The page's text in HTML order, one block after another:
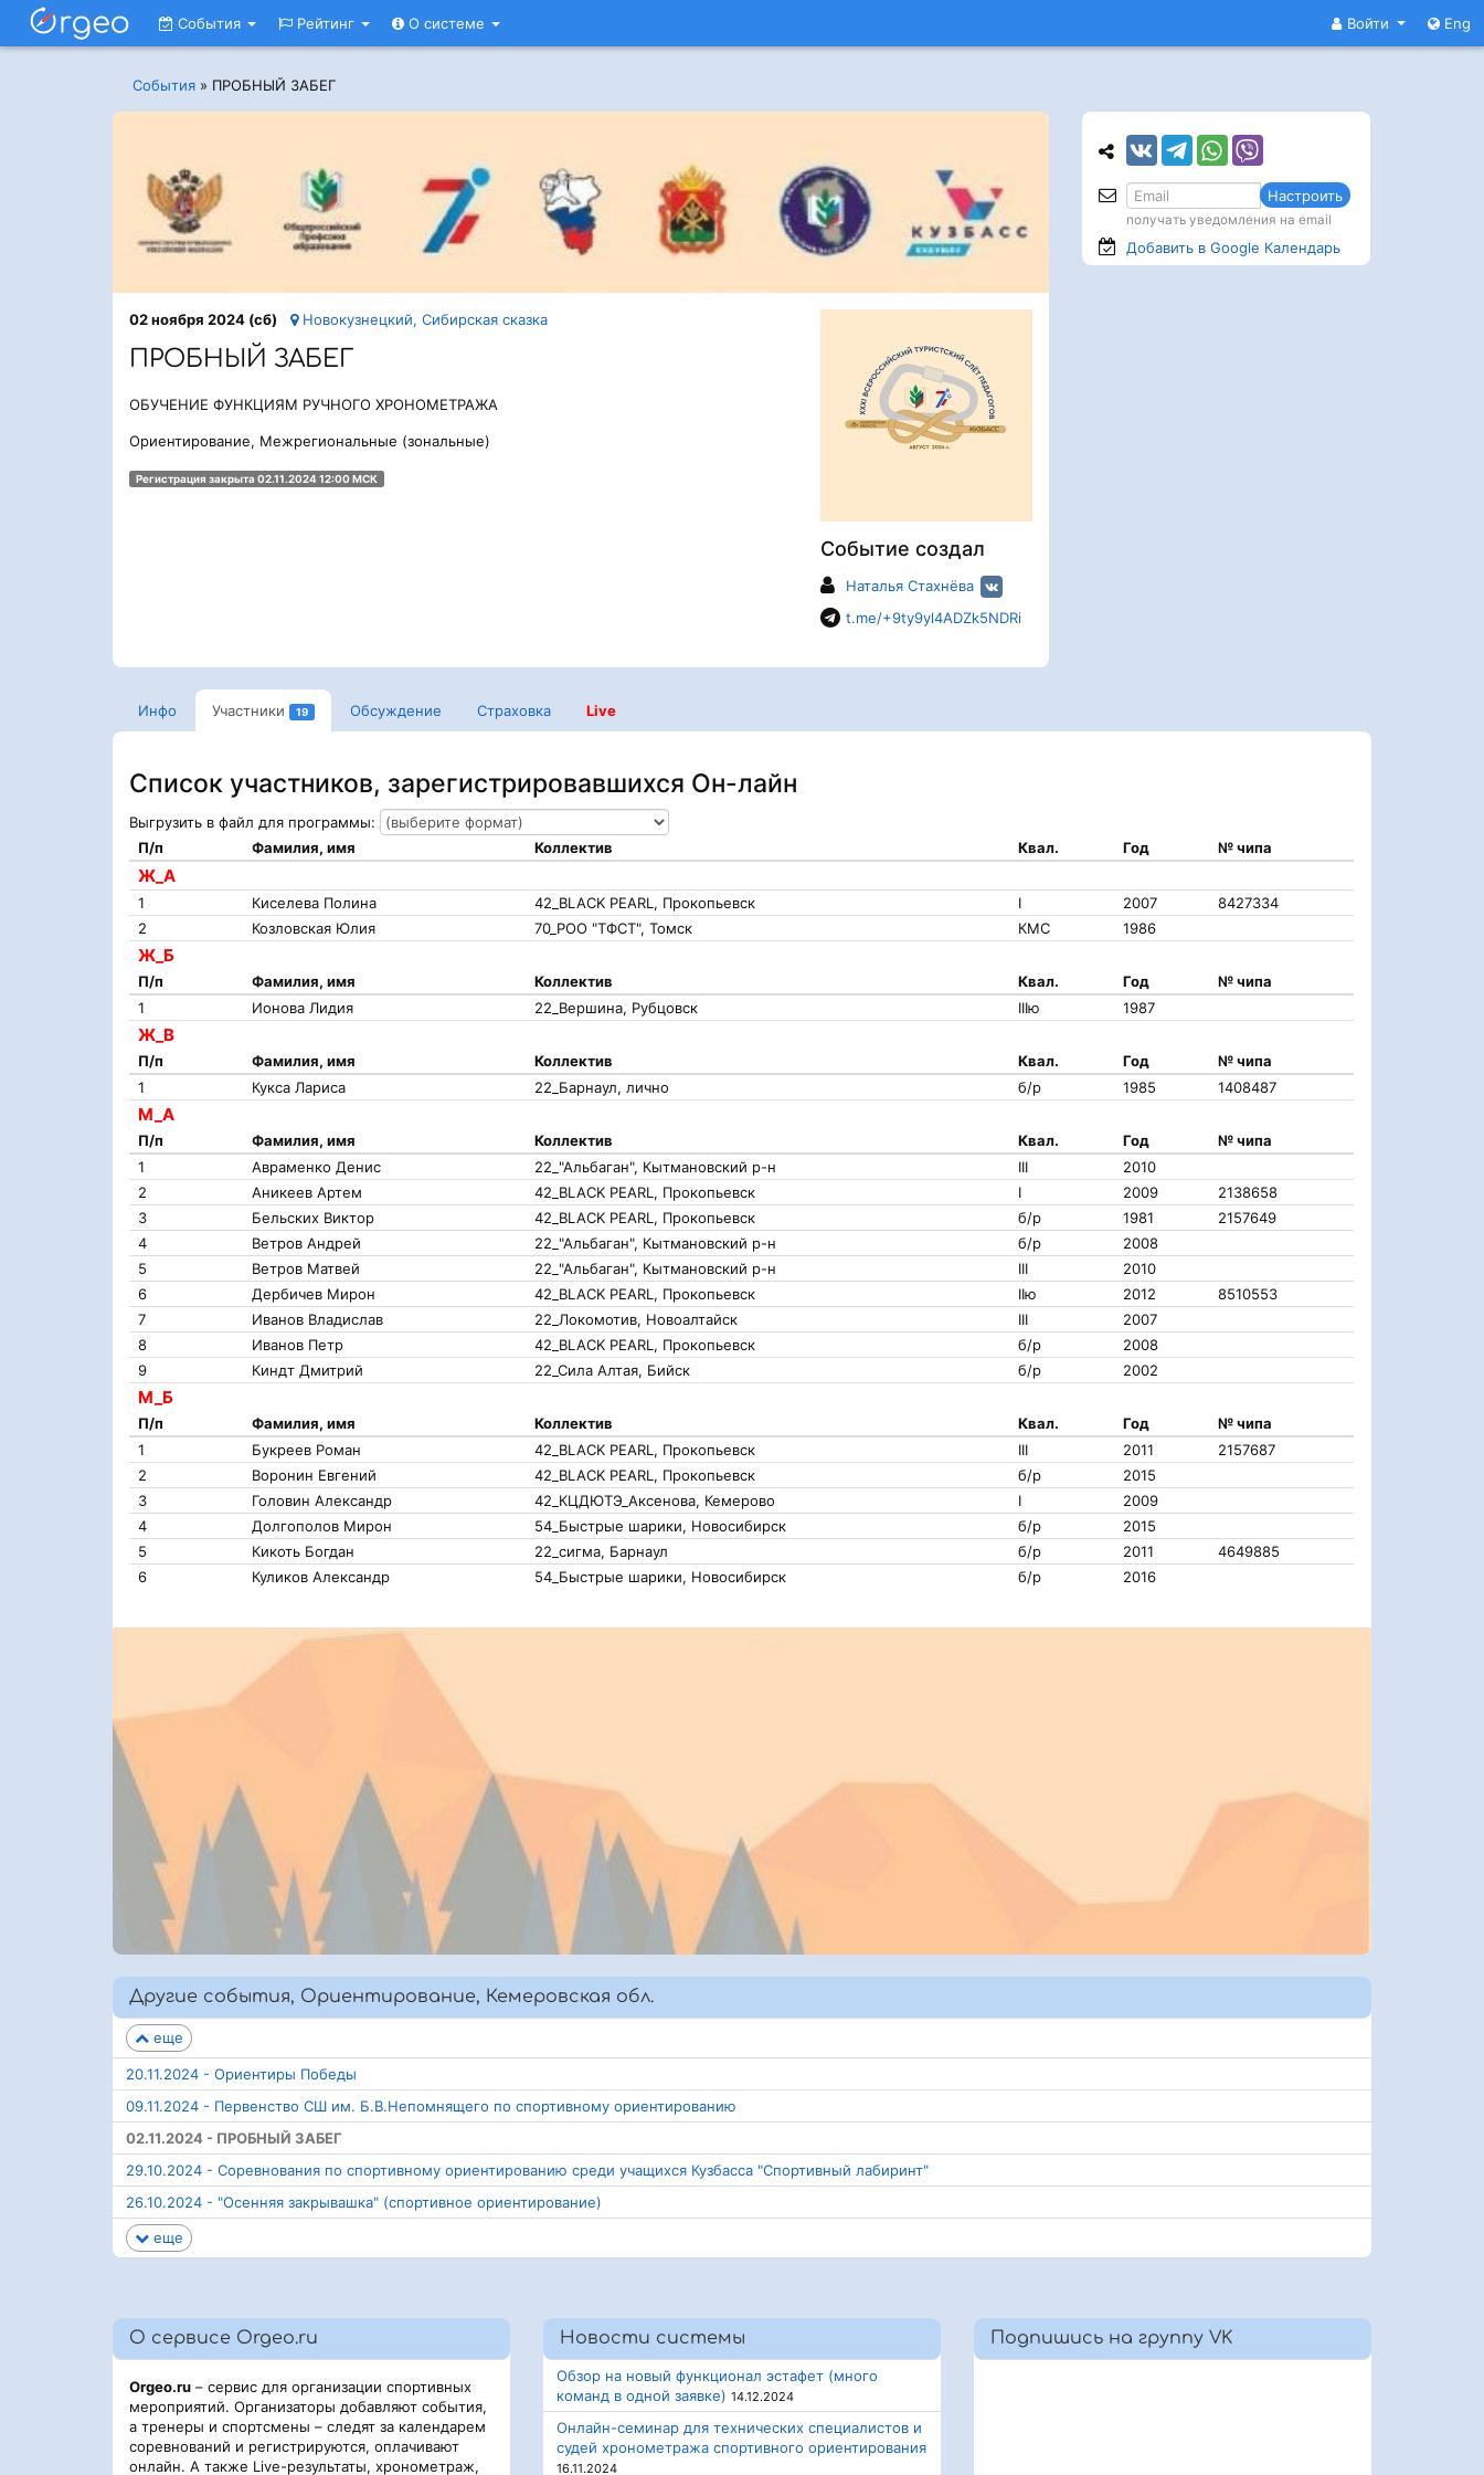
Войти Eng
События Рейтинг О системе
События » ПРОБНЫЙ ЗАБЕГ
Событие создал
Наталья Стахнёва
t.me/+9ty9yl4ADZk5NDRi
02 ноября 2024 (сб) Новокузнецкий, Сибирская сказка
ПРОБНЫЙ ЗАБЕГ
ОБУЧЕНИЕ ФУНКЦИЯМ РУЧНОГО ХРОНОМЕТРАЖА
Ориентирование, Межрегиональные (зональные)
Регистрация закрыта 02.11.2024 12:00 МСК
Инфо Участники 19 Обсуждение Страховка Live
Список участников, зарегистрировавшихся Он-лайн
Выгрузить в файл для программы:
Ж_А
П/п Фамилия, имя Коллектив Квал. Год № чипа
1 Киселева Полина 42_BLACK PEARL, Прокопьевск I 2007
8427334
2
Козловская Юлия 70_РОО "ТФСТ", Томск КМС 1986
Ж_Б
П/п Фамилия, имя Коллектив Квал. Год
№ чипа
1
Ионова Лидия 22_Вершина, Рубцовск IIIю 1987
Ж_В
П/п Фамилия, имя Коллектив Квал. Год
№ чипа
1
Кукса Лариса 22_Барнаул, лично б/р 1985 1408487
М_А
П/п Фамилия, имя Коллектив Квал. Год
№ чипа
1
Авраменко Денис 22_"Альбаган", Кытмановский р-н III
2010
2
Аникеев Артем 42_BLACK PEARL, Прокопьевск I 2009
2138658
3
Бельских Виктор 42_BLACK PEARL, Прокопьевск б/р 1981
2157649
4
Ветров Андрей 22_"Альбаган", Кытмановский р-н б/р
2008
5
Ветров Матвей 22_"Альбаган", Кытмановский р-н III
2010
6
Дербичев Мирон 42_BLACK PEARL, Прокопьевск IIю 2012
8510553
7
Иванов Владислав 22_Локомотив, Новоалтайск III
2007
8
Иванов Петр 42_BLACK PEARL, Прокопьевск б/р
2008
9
Киндт Дмитрий 22_Сила Алтая, Бийск б/р 2002
М_Б
П/п Фамилия, имя Коллектив Квал. Год
№ чипа
1
Букреев Роман 42_BLACK PEARL, Прокопьевск III 2011
2157687
2
Воронин Евгений 42_BLACK PEARL, Прокопьевск б/р
2015
3
Головин Александр 42_КЦДЮТЭ_Аксенова, Кемерово I
2009
4
Долгополов Мирон 54_Быстрые шарики, Новосибирск б/р
2015
5
Кикоть Богдан 22_сигма, Барнаул б/р 2011
4649885
6
Куликов Александр 54_Быстрые шарики, Новосибирск б/р 2016
Другие события, Ориентирование, Кемеровская обл.
еще
20.11.2024 - Ориентиры Победы
09.11.2024 - Первенство СШ им. Б.В.Непомнящего по спортивному ориентированию
02.11.2024 - ПРОБНЫЙ ЗАБЕГ
29.10.2024 - Соревнования по спортивному ориентированию среди учащихся Кузбасса "Спортивный лабиринт"
26.10.2024 - "Осенняя закрывашка" (спортивное ориентирование)
еще
Настроить
получать уведомления на email
Добавить в Google Календарь
О сервисе Orgeo.ru
Orgeo.ru – сервис для организации спортивных
мероприятий. Организаторы добавляют события,
а тренеры и спортсмены – следят за календарем
соревнований и регистрируются, оплачивают
онлайн. А также Live-результаты, хронометраж,
Новости системы
Обзор на новый функционал эстафет (много
команд в одной заявке) 14.12.2024
Онлайн-семинар для технических специалистов и
судей хронометража спортивного ориентирования
16.11.2024
Подпишись на группу VK